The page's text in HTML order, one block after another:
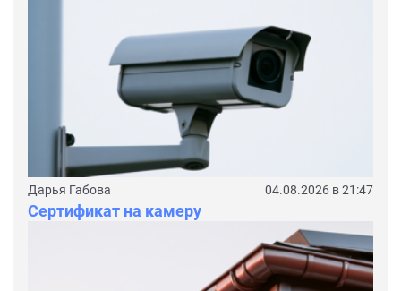
Дарья Габова 04.08.2026 в 21:47
Сертификат на камеру